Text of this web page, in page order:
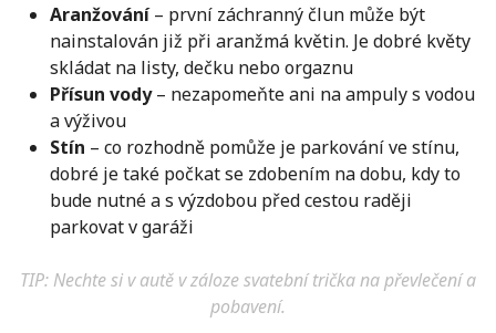
Aranžování– první záchranný člun může být
nainstalován již při aranžmá květin. Je dobré květy
skládat na listy, dečku nebo orgaznu
Přísun vody– nezapomeňte ani na ampuly s vodou
a výživou
Stín – co rozhodně pomůže je parkování ve stínu,
dobré je také počkat se zdobením na dobu, kdy to
bude nutné a s výzdobou před cestou raději
parkovat v garáži
TIP: Nechte si v autě v záloze svatební trička na převlečení a
pobavení.